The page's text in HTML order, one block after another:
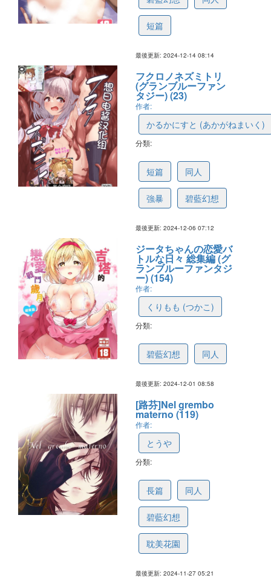
短篇
最後更新: 2024-12-14 08:14
フクロノネズミトリ
(グランブルーファン
タジー) (23)
作者:
かるかにすと (あかがねまいく)
分類:
短篇 同人
強暴 碧藍幻想
最後更新: 2024-12-06 07:12
ジータちゃんの恋愛バ
トルな日々 総集編 (グ
ランブルーファンタジ
ー) (154)
作者:
くりもも (つかこ)
分類:
碧藍幻想 同人
最後更新: 2024-12-01 08:58
[路芬]Nel grembo
materno (119)
作者:
とうや
分類:
長篇 同人
碧藍幻想
耽美花園
最後更新: 2024-11-27 05:21